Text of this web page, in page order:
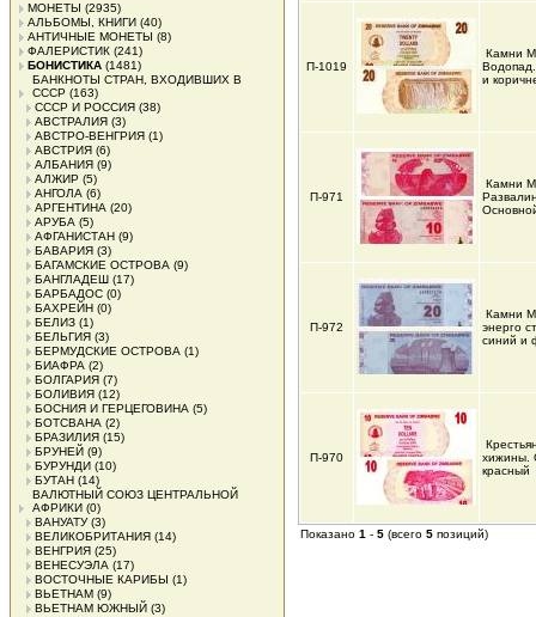
МОНЕТЫ (2935)
АЛЬБОМЫ, КНИГИ (40)
АНТИЧНЫЕ МОНЕТЫ (8)
ФАЛЕРИСТИК (241)
БОНИСТИКА (1481)
БАНКНОТЫ СТРАН, ВХОДИВШИХ В
СССР (163)
СССР И РОССИЯ (38)
АВСТРАЛИЯ (3)
АВСТРО-ВЕНГРИЯ (1)
АВСТРИЯ (6)
АЛБАНИЯ (9)
АЛЖИР (5)
АНГОЛА (6)
АРГЕНТИНА (20)
АРУБА (5)
АФГАНИСТАН (9)
БАВАРИЯ (3)
БАГАМСКИЕ ОСТРОВА (9)
БАНГЛАДЕШ (17)
БАРБАДОС (0)
БАХРЕЙН (0)
БЕЛИЗ (1)
БЕЛЬГИЯ (3)
БЕРМУДСКИЕ ОСТРОВА (1)
БИАФРА (2)
БОЛГАРИЯ (7)
БОЛИВИЯ (12)
БОСНИЯ И ГЕРЦЕГОВИНА (5)
БОТСВАНА (2)
БРАЗИЛИЯ (15)
БРУНЕЙ (9)
БУРУНДИ (10)
БУТАН (14)
ВАЛЮТНЫЙ СОЮЗ ЦЕНТРАЛЬНОЙ
АФРИКИ (0)
ВАНУАТУ(3)
ВЕЛИКОБРИТАНИЯ (14)
ВЕНГРИЯ (25)
ВЕНЕСУЭЛА (17)
ВОСТОЧНЫЕ КАРИБЫ (1)
ВЬЕТНАМ (9)
ВЬЕТНАМ ЮЖНЫЙ (3)
П-1019
Камни
и
П-971
Камни
П-972
Камни
энерго
синий и
П-970
хижины.
красный
Показано 1 - 5 (всего 5 позиций)